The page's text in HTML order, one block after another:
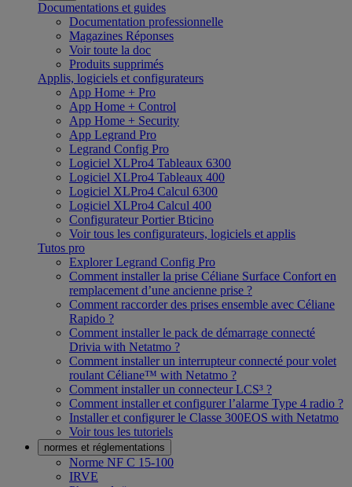
Documentations et guides
Documentation professionnelle
Magazines Réponses
Voir toute la doc
Produits supprimés
Applis, logiciels et configurateurs
App Home + Pro
App Home + Control
App Home + Security
App Legrand Pro
Legrand Config Pro
Logiciel XLPro4 Tableaux 6300
Logiciel XLPro4 Tableaux 400
Logiciel XLPro4 Calcul 6300
Logiciel XLPro4 Calcul 400
Configurateur Portier Bticino
Voir tous les configurateurs, logiciels et applis
Tutos pro
Explorer Legrand Config Pro
Comment installer la prise Céliane Surface Confort en
remplacement d’une ancienne prise ?
Comment raccorder des prises ensemble avec Céliane
Rapido ?
Comment installer le pack de démarrage connecté
Drivia with Netatmo ?
Comment installer un interrupteur connecté pour volet
roulant Céliane™ with Netatmo ?
Comment installer un connecteur LCS³ ?
Comment installer et configurer l’alarme Type 4 radio ?
Installer et configurer le Classe 300EOS with Netatmo
Voir tous les tutoriels
normes et réglementations
Norme NF C 15-100
IRVE